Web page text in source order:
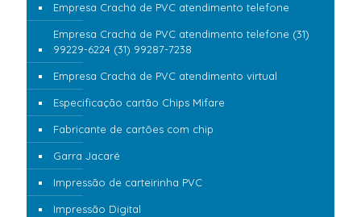
Empresa Crachá de PVC atendimento telefone
Empresa Crachá de PVC atendimento telefone (31)
99229-6224 (31) 99287-7238
Empresa Crachá de PVC atendimento virtual
Especificação cartão Chips Mifare
Fabricante de cartões com chip
Garra Jacaré
Impressão de carteirinha PVC
Impressão Digital